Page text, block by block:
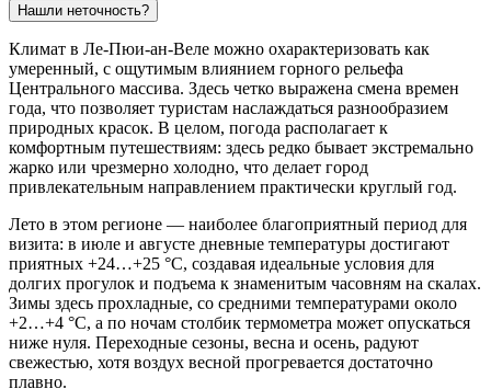
Нашли неточность?
Климат в Ле-Пюи-ан-Веле можно охарактеризовать как
умеренный, с ощутимым влиянием горного рельефа
Центрального массива. Здесь четко выражена смена времен
года, что позволяет туристам наслаждаться разнообразием
природных красок. В целом, погода располагает к
комфортным путешествиям: здесь редко бывает экстремально
жарко или чрезмерно холодно, что делает город
привлекательным направлением практически круглый год.
Лето в этом регионе — наиболее благоприятный период для
визита: в июле и августе дневные температуры достигают
приятных +24…+25 °C, создавая идеальные условия для
долгих прогулок и подъема к знаменитым часовням на скалах.
Зимы здесь прохладные, со средними температурами около
+2…+4 °C, а по ночам столбик термометра может опускаться
ниже нуля. Переходные сезоны, весна и осень, радуют
свежестью, хотя воздух весной прогревается достаточно
плавно.